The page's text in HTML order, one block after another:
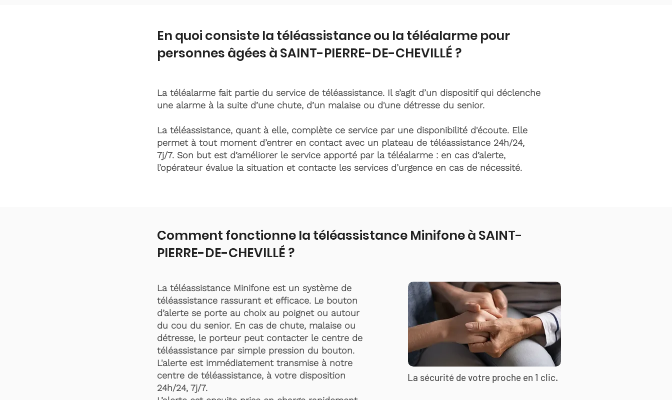
En quoi consiste la téléassistance ou la téléalarme pour
personnes âgées à SAINT-PIERRE-DE-CHEVILLÉ ?
La téléalarme fait partie du service de téléassistance. Il s’agit d’un dispositif qui déclenche
une alarme à la suite d’une chute, d’un malaise ou d'une détresse du senior.
La téléassistance, quant à elle, complète ce service par une disponibilité d'écoute. Elle
permet à tout moment d’entrer en contact avec un plateau de téléassistance 24h/24,
7j/7. Son but est d’améliorer le service apporté par la téléalarme : en cas d’alerte,
l’opérateur évalue la situation et contacte les services d’urgence en cas de nécessité.
Comment fonctionne la téléassistance Minifone à SAINT-
PIERRE-DE-CHEVILLÉ ?
La téléassistance Minifone est un système de
téléassistance rassurant et efficace. Le bouton
d’alerte se porte au choix au poignet ou autour
du cou du senior. En cas de chute, malaise ou
détresse, le porteur peut contacter le centre de
téléassistance par simple pression du bouton.
L'alerte est immédiatement transmise à notre
centre de téléassistance, à votre disposition
24h/24, 7j/7.
La sécurité de votre proche en 1 clic.